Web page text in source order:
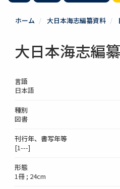
ホーム 大日本海志編纂資料
大日本海志編
言語
日本語
種別
図書
刊行年、書写年等
[1---]
形態
1冊 ; 24cm